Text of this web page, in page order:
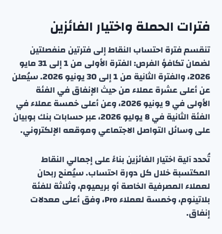
فترات الحملة واختيار الفائزين
تنقسم فترة احتساب النقاط إلى فترتين منفصلتين
لضمان تكافؤ الفرص: الفترة الأولى من 1 إلى 31 مايو
2026، والفترة الثانية من 1 إلى 30 يونيو 2026. سيُعلن
عن أعلى عشرة عملاء من حيث الإنفاق في الفئة
الأولى في 9 يونيو 2026، وعن أعلى خمسة عملاء في
الفئة الثانية في 8 يوليو 2026، عبر حسابات بنك بوبيان
على وسائل التواصل الاجتماعي وموقعه الإلكتروني.
تُحدد آلية اختيار الفائزين بناءً على إجمالي النقاط
المكتسبة خلال كل دورة احتساب. سيُمنح ربحان
لعملاء المصرفية الخاصة أو بريميوم، وثلاثة للفئة
بلاتينوم، وخمسة لعملاء Pro، وفق أعلى معدلات
إنفاق.